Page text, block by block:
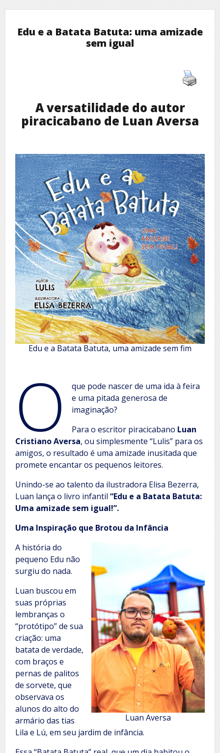
Edu e a Batata Batuta: uma amizade
sem igual
A versatilidade do autor
piracicabano de Luan Aversa
Edu e a Batata Batuta, uma amizade sem fim
O
que pode nascer de uma ida à feira
e uma pitada generosa de
imaginação?
Para o escritor piracicabano Luan
Cristiano Aversa, ou simplesmente “Lulis” para os
amigos, o resultado é uma amizade inusitada que
promete encantar os pequenos leitores.
Unindo-se ao talento da ilustradora Elisa Bezerra,
Luan lança o livro infantil “Edu e a Batata Batuta:
Uma amizade sem igual!”.
Uma Inspiração que Brotou da Infância
Luan Aversa
A história do
pequeno Edu não
surgiu do nada.
Luan buscou em
suas próprias
lembranças o
“protótipo” de sua
criação: uma
batata de verdade,
com braços e
pernas de palitos
de sorvete, que
observava os
alunos do alto do
armário das tias
Lila e Lú, em seu jardim de infância.